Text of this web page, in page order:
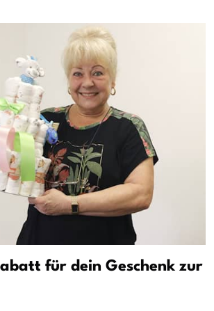
für dein Geschenk zur